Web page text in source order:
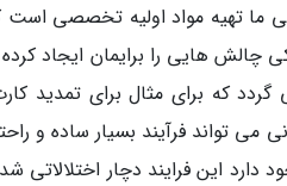
تهیه مواد اولیه تخصصی است
چالش هایی را برایمان ایجاد
که برای مثال برای تمدید
می تواند فرآیند بسیار ساده و
این فرایند دچار اختلالاتی